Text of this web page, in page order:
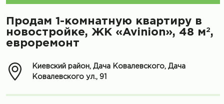
Продам 1-комнатную квартиру в
новостройке, ЖК «Avinion», 48 м2,
евроремонт
Киевский район, Дача Ковалевского, Дача
Ковалевского ул., 91